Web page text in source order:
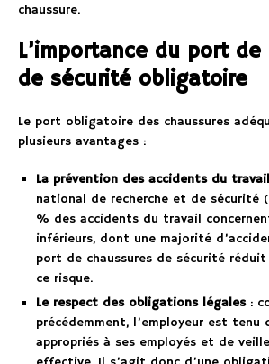
chaussure.
L’importance du port de
de sécurité obligatoire
Le port obligatoire des chaussures
plusieurs avantages :
La prévention des accidents du travail
national de recherche et de sécurité
% des accidents du travail
inférieurs, dont une majorité
port de chaussures de sécurité
ce risque.
Le respect des obligations légales:
précédemment, l’employeur est tenu
appropriés à ses employés et de